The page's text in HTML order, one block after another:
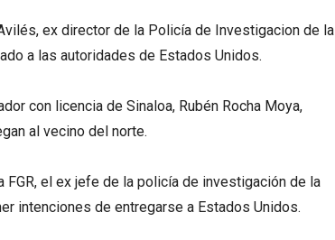
ex director de la Policía de Investigacion de la
a las autoridades de Estados Unidos.
con licencia de Sinaloa, Rubén Rocha Moya,
al vecino del norte.
el ex jefe de la policía de investigación de la
intenciones de entregarse a Estados Unidos.